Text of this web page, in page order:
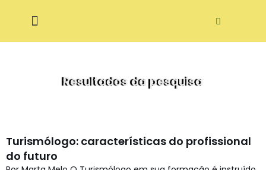
para
Resultados da pesquisa
Turismólogo: características do profissional
do futuro